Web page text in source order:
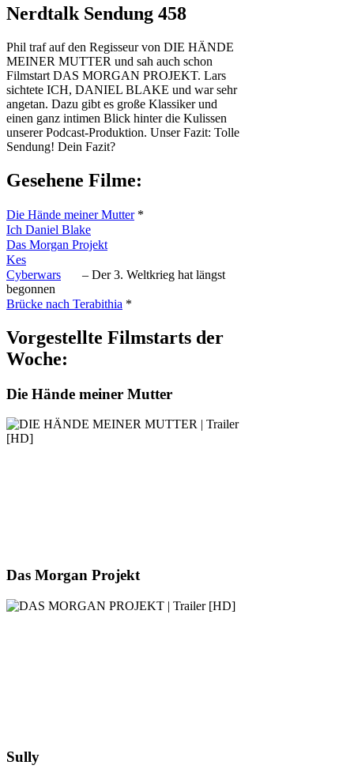
Nerdtalk Sendung 458
Phil traf auf den Regisseur von DIE HÄNDE
MEINER MUTTER und sah auch schon
Filmstart DAS MORGAN PROJEKT. Lars
sichtete ICH, DANIEL BLAKE und war sehr
angetan. Dazu gibt es große Klassiker und
einen ganz intimen Blick hinter die Kulissen
unserer Podcast-Produktion. Unser Fazit: Tolle
Sendung! Dein Fazit?
Gesehene Filme:
Die Hände meiner Mutter *
Ich Daniel Blake
Das Morgan Projekt
Kes
Cyberwars
– Der 3. Weltkrieg hat längst
begonnen
Brücke nach Terabithia *
Vorgestellte Filmstarts der
Woche:
Die Hände meiner Mutter
Das Morgan Projekt
Sully